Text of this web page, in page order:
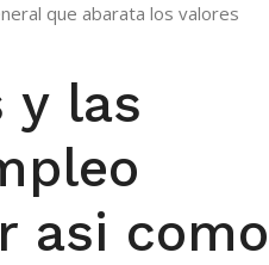
que abarata los valores
y las
asi­ como